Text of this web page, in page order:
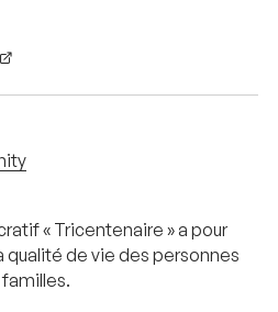
« Tricentenaire » a pour
qualité de vie des personnes